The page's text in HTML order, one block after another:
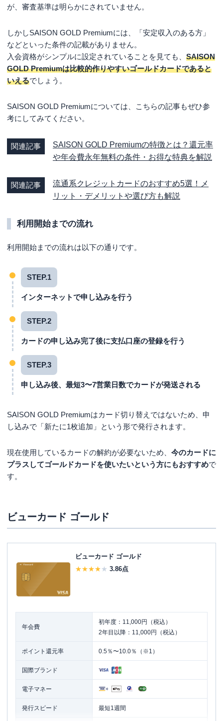
が、審査基準は明らかにされていません。
しかしSAISON GOLD Premiumには、「安定収入のある方」
などといった条件の記載がありません。
入会資格がシンプルに設定されていることを見ても、 SAISON
GOLD Premiumは比較的作りやすいゴールドカードであると
いえるでしょう。
SAISON GOLD Premiumについては、こちらの記事もぜひ参
考にしてみてください。
関連記事
SAISON GOLD Premiumの特徴とは？還元率
や年会費永年無料の条件・お得な特典を解説
関連記事
流通系クレジットカードのおすすめ5選！メ
リット・デメリットや選び方も解説
利用開始までの流れ
利用開始までの流れは以下の通りです。
STEP.1
インターネットで申し込みを行う
STEP.2
カードの申し込み完了後に支払口座の登録を行う
STEP.3
申し込み後、最短3〜7営業日数でカードが発送される
SAISON GOLD Premiumはカード切り替えではないため、申
し込みで「新たに1枚追加」という形で発行されます。
現在使用しているカードの解約が必要ないため、 今のカードに
プラスしてゴールドカードを使いたいという方にもおすすめで
す。
ビューカード ゴールド
ビューカード ゴールド
3.86点
年会費
初年度：11,000円（税込）
2年目以降：11,000円（税込）
ポイント還元率 0.5％〜10.0％（※1）
国際ブランド
電子マネー
発行スピード 最短1週間